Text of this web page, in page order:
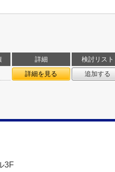
詳細
検討リスト
詳細を見る
追加する
3F